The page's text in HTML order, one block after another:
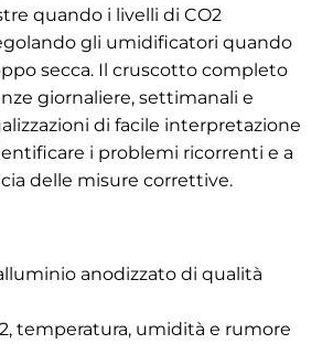
quando i livelli di CO2
gli umidificatori quando
secca. Il cruscotto completo
giornaliere, settimanali e
di facile interpretazione
i problemi ricorrenti e a
delle misure correttive.
anodizzato di qualità
temperatura, umidità e rumore